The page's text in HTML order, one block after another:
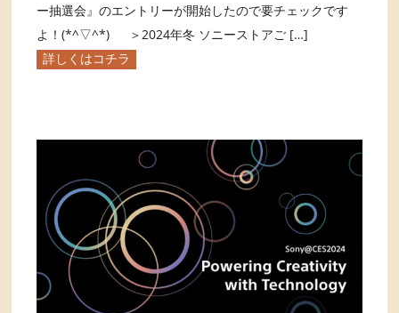
ー抽選会』のエントリーが開始したので要チェックです
よ！(*^▽^*) ＞2024年冬 ソニーストアご […]
詳しくはコチラ